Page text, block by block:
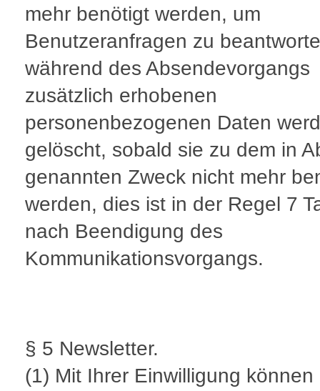
mehr benötigt werden, um
Benutzeranfragen zu
während des Absendevorgangs
zusätzlich erhobenen
personenbezogenen Daten
gelöscht, sobald sie zu dem in
genannten Zweck nicht mehr
werden, dies ist in der Regel 7
nach Beendigung des
Kommunikationsvorgangs.
§ 5 Newsletter.
(1) Mit Ihrer Einwilligung können